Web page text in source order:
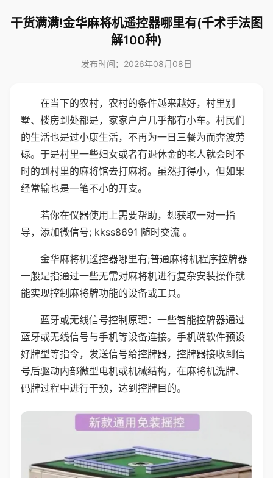
干货满满!金华麻将机遥控器哪里有(千术手法图
解100种)
发布时间：2026年08月08日
在当下的农村，农村的条件越来越好，村里别
墅、楼房到处都是，家家户户几乎都有小车。村民们
的生活也是过小康生活，不再为一日三餐为而奔波劳
碌。于是村里一些妇女或者有退休金的老人就会时不
时的到村里的麻将馆去打麻将。虽然打得小，但如果
经常输也是一笔不小的开支。
若你在仪器使用上需要帮助，想获取一对一指
导，添加微信号; kkss8691 随时交流 。
金华麻将机遥控器哪里有;普通麻将机程序控牌器
一般是指通过一些无需对麻将机进行复杂安装操作就
能实现控制麻将牌功能的设备或工具。
蓝牙或无线信号控制原理：一些智能控牌器通过
蓝牙或无线信号与手机等设备连接。手机端软件预设
好牌型等指令，发送信号给控牌器，控牌器接收到信
号后驱动内部微型电机或机械结构，在麻将机洗牌、
码牌过程中进行干预，达到控牌目的。